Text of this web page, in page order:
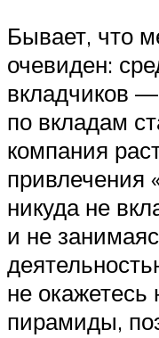
Бывает, что
очевиден:
вкладчиков
по вкладам
компания
привлечения
никуда не
и не
не окажетесь
пирамиды,